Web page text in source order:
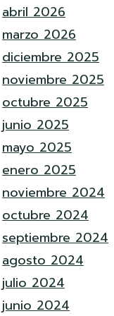
abril 2026
marzo 2026
diciembre 2025
noviembre 2025
octubre 2025
junio 2025
mayo 2025
enero 2025
noviembre 2024
octubre 2024
septiembre 2024
agosto 2024
julio 2024
junio 2024